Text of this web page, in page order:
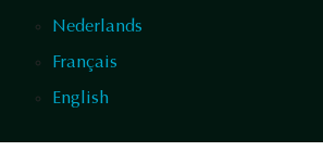
Nederlands
Français
English